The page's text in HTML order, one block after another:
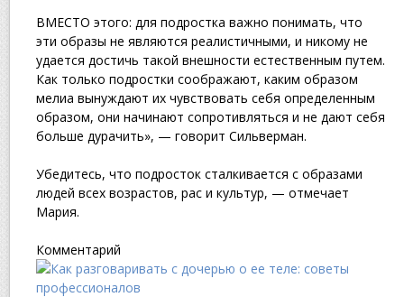
ВМЕСТО этого: для подростка важно понимать, что
эти образы не являются реалистичными, и никому не
удается достичь такой внешности естественным путем.
Как только подростки соображают, каким образом
мелиа вынуждают их чувствовать себя определенным
образом, они начинают сопротивляться и не дают себя
больше дурачить», — говорит Сильверман.
Убедитесь, что подросток сталкивается с образами
людей всех возрастов, рас и культур, — отмечает
Мария.
Комментарий